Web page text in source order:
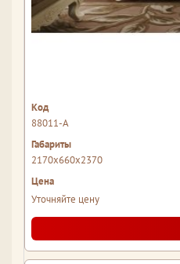
88011-А
2170x660x2370
Уточняйте цену